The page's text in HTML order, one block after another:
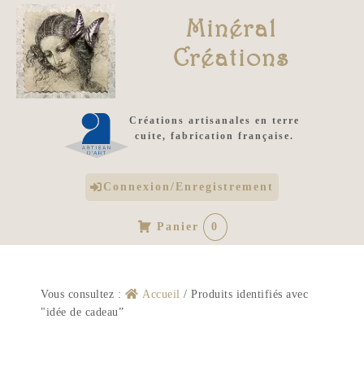
Minéral
Créations
Créations artisanales en terre
cuite, fabrication française.
Connexion/Enregistrement
Panier 0
Vous consultez : Accueil / Produits identifiés avec
"idée de cadeau”